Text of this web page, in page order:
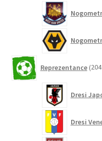
Reprezentance
Dresi
Dresi